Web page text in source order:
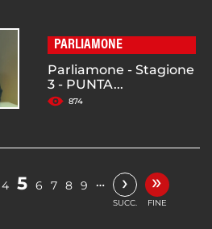
PARLIAMONE
Parliamone - Stagione
3 - PUNTA...
874
4 5 6 7 8 9 … ›
SUCC.
»
FINE